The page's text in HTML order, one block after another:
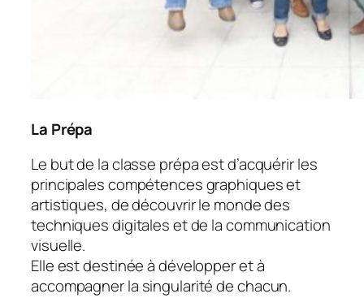
La Prépa
Le but de la classe prépa est d’acquérir les
principales compétences graphiques et
artistiques, de découvrir le monde des
techniques digitales et de la communication
visuelle.
Elle est destinée à développer et à
accompagner la singularité de chacun.